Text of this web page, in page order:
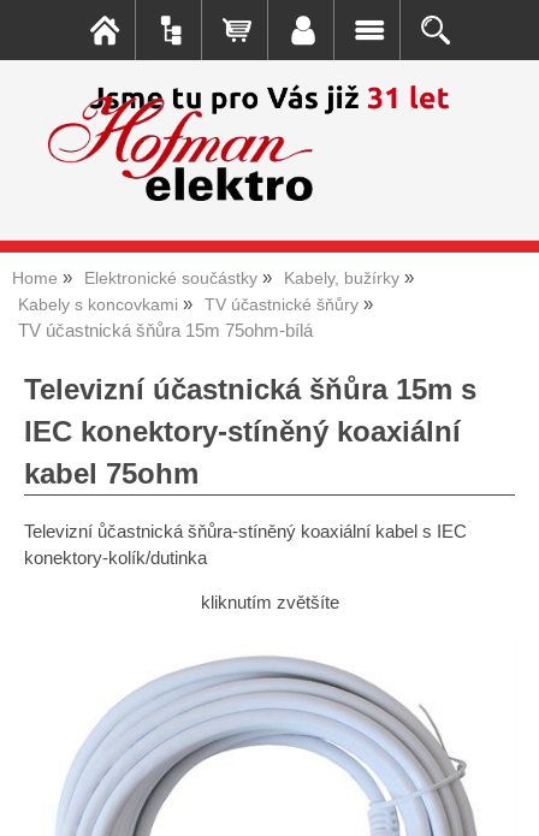
Home Elektronické součástky
Kabely, bužírky
Kabely s koncovkami
TV účastnické šňůry
TV účastnická šňůra 15m 75ohm-bílá
Televizní účastnická šňůra 15m s
IEC konektory-stíněný koaxiální
kabel 75ohm
Televizní ůčastnická šňůra-stíněný koaxiální kabel s IEC
konektory-kolík/dutinka
kliknutím zvětšíte